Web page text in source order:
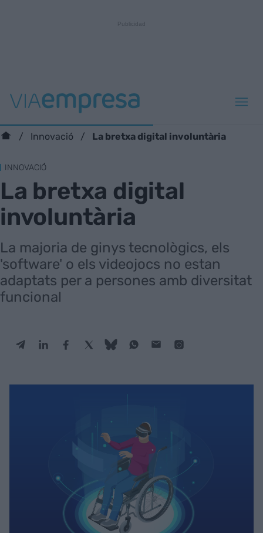
Innovació La bretxa digital involuntària
INNOVACIÓ
La bretxa digital
involuntària
La majoria de ginys tecnològics, els
'software' o els videojocs no estan
adaptats per a persones amb diversitat
funcional